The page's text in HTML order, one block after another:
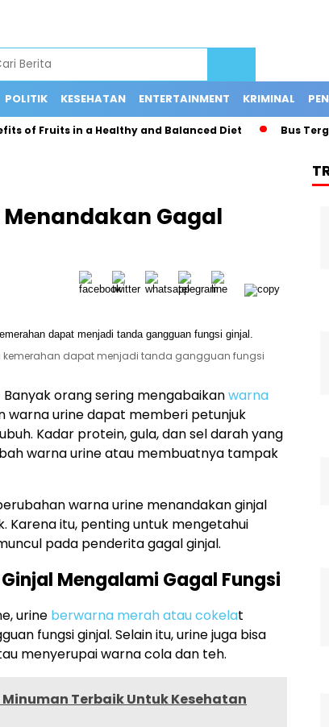
POLITIK KESEHATAN ENTERTAINMENT KRIMINAL
Fruits in a Healthy and Balanced Diet Bus
Gagal
kemerahan dapat menjadi tanda gangguan fungsi
Banyak orang sering mengabaikanwarna
warna urine dapat memberi petunjuk
Kadar protein, gula, dan sel darah yang
warna urine atau membuatnya tampak
warna urine menandakan ginjal
Karena itu, penting untuk mengetahui
pada penderita gagal ginjal.
Mengalami Gagal Fungsi
urine berwarna merah atau cokelat
fungsi ginjal. Selain itu, urine juga bisa
menyerupai warna cola dan teh.
Terbaik Untuk Kesehatan